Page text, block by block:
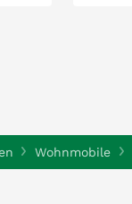
Wohnmobile